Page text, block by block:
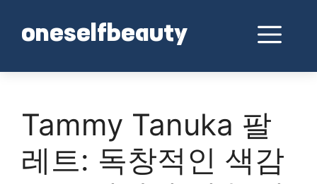
contentoneselfbeauty
Tammy Tanuka 팔
레트: 독창적인 색감